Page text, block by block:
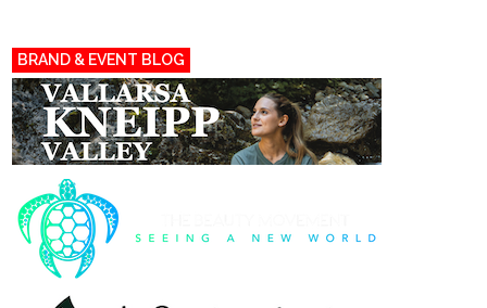
BRAND & EVENT BLOG